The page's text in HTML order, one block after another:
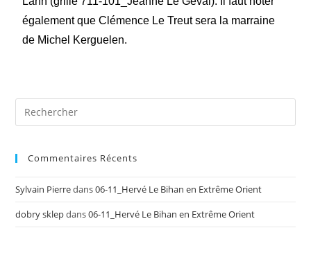
également que Clémence Le Treut sera la marraine
de Michel Kerguelen.
Commentaires Récents
Sylvain Pierredans06-11_Hervé Le Bihan en Extrême Orient
dobry sklepdans06-11_Hervé Le Bihan en Extrême Orient